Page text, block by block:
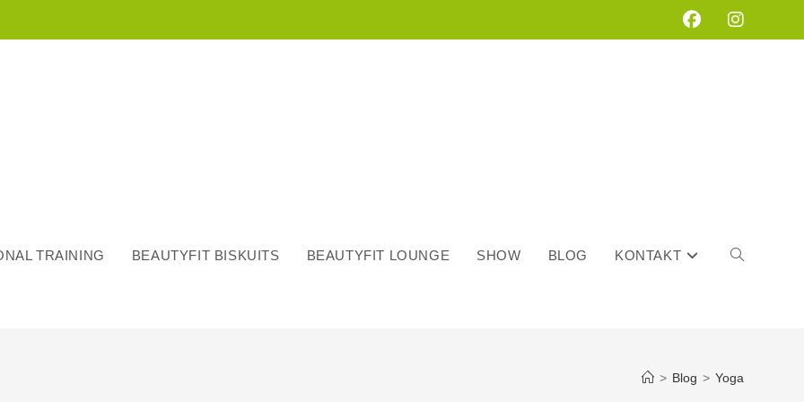
TRAINING BEAUTYFIT BISKUITS BEAUTYFIT LOUNGE SHOW BLOG KONTAKT WEBSITE-
> Blog > Yoga